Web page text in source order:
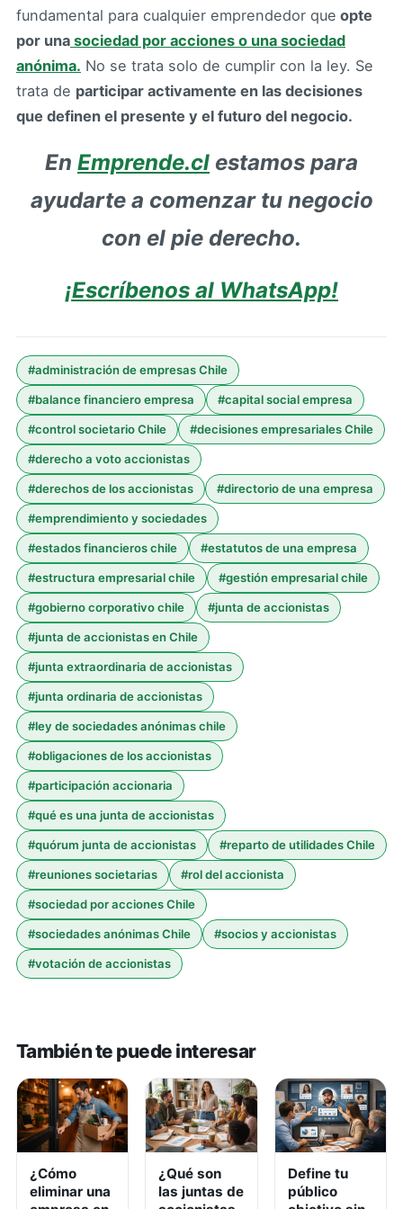
fundamental para cualquier emprendedor que opte
por una sociedad por acciones o una sociedad
anónima. No se trata solo de cumplir con la ley. Se
trata de participar activamente en las decisiones
que definen el presente y el futuro del negocio.
En Emprende.cl estamos para
ayudarte a comenzar tu negocio
con el pie derecho.
¡Escríbenos al WhatsApp!
#administración de empresas Chile
#balance financiero empresa #capital social empresa
#control societario Chile #decisiones empresariales Chile
#derecho a voto accionistas
#derechos de los accionistas #directorio de una empresa
#emprendimiento y sociedades
#estados financieros chile #estatutos de una empresa
#estructura empresarial chile #gestión empresarial chile
#gobierno corporativo chile #junta de accionistas
#junta de accionistas en Chile
#junta extraordinaria de accionistas
#junta ordinaria de accionistas
#ley de sociedades anónimas chile
#obligaciones de los accionistas
#participación accionaria
#qué es una junta de accionistas
#quórum junta de accionistas #reparto de utilidades Chile
#reuniones societarias #rol del accionista
#sociedad por acciones Chile
#sociedades anónimas Chile #socios y accionistas
#votación de accionistas
También te puede interesar
¿Cómo
eliminar una
¿Qué son
las juntas de
Define tu
público